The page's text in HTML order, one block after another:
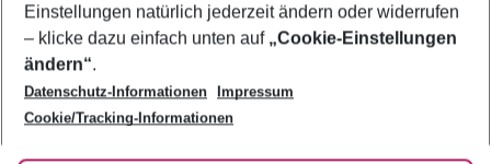
AGB
Bestpreisgarantie
Cookie-Einstellungen ändern
Cookie-Richtlinie
Agenturbetreuung
Barrierefreies Reisen
Folge uns
Einstellungen natürlich jederzeit ändern oder widerrufen
– klicke dazu einfach unten auf „Cookie-Einstellungen
ändern“.
Datenschutz-Informationen
Impressum
Cookie/Tracking-Informationen